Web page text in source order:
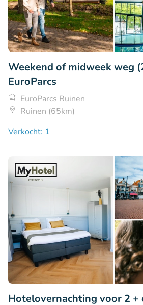
Weekend of midweek weg
EuroParcs
EuroParcs Ruinen
Ruinen (65km)
Verkocht: 1
Hotelovernachting voor 2